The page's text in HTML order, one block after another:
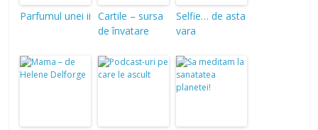
Parfumul unei ii
Cartile – sursa
de învatare
Selfie… de asta
vara